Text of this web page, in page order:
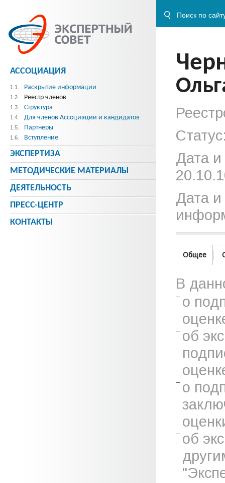
Дата
Дата и
Общее
В
о
об
о
об
АССОЦИАЦИЯ
1.1. Раскрытие информации
1.2. Реестр членов
1.3. Структура
1.4. Для членов Ассоциации и кандидатов
1.5. Партнеры
1.6. Вступление
ЭКСПЕРТИЗА
МЕТОДИЧЕСКИE МАТЕРИАЛЫ
ДЕЯТЕЛЬНОСТЬ
ПРЕСС-ЦЕНТР
КОНТАКТЫ